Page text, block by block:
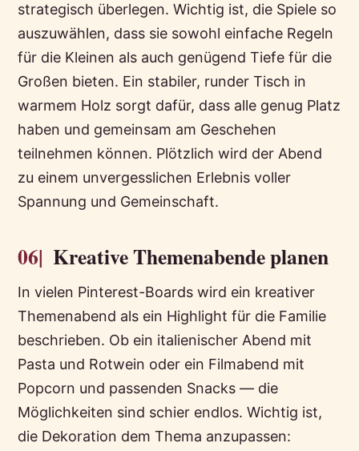
strategisch überlegen. Wichtig ist, die Spiele so
auszuwählen, dass sie sowohl einfache Regeln
für die Kleinen als auch genügend Tiefe für die
Großen bieten. Ein stabiler, runder Tisch in
warmem Holz sorgt dafür, dass alle genug Platz
haben und gemeinsam am Geschehen
teilnehmen können. Plötzlich wird der Abend
zu einem unvergesslichen Erlebnis voller
Spannung und Gemeinschaft.
06| Kreative Themenabende planen
In vielen Pinterest-Boards wird ein kreativer
Themenabend als ein Highlight für die Familie
beschrieben. Ob ein italienischer Abend mit
Pasta und Rotwein oder ein Filmabend mit
Popcorn und passenden Snacks — die
Möglichkeiten sind schier endlos. Wichtig ist,
die Dekoration dem Thema anzupassen: